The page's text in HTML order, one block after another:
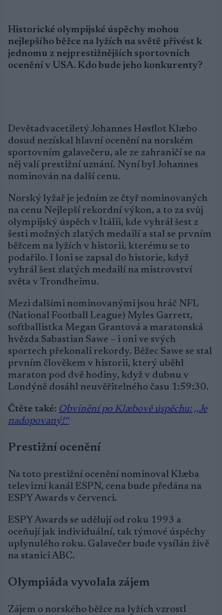
Historické olympijské úspěchy mohou
nejlepšího běžce na lyžích na světě přivést k
jednomu z nejprestižnějších sportovních
ocenění v USA. Kdo bude jeho konkurenty?
Devětadvacetiletý Johannes Høsflot Klæbo
dosud nezískal hlavní ocenění na norském
sportovním galavečeru, ale ze zahraničí se na
něj valí prestižní uznání. Nyní byl Johannes
nominován na další cenu.
Norský lyžař je jedním ze čtyř nominovaných
na cenu Nejlepší rekordní výkon, a to za svůj
olympijský úspěch v Itálii, kde vyhrál šest z
šesti možných zlatých medailí a stal se prvním
běžcem na lyžích v historii, kterému se to
podařilo. I loni se zapsal do historie, když
vyhrál šest zlatých medailí na mistrovství
světa v Trondheimu.
Mezi dalšími nominovanými jsou hráč NFL
(National Football League) Myles Garrett,
softballistka Megan Grantová a maratonská
hvězda Sabastian Sawe – i oni ve svých
sportech překonali rekordy. Běžec Sawe se stal
prvním člověkem v historii, který uběhl
maraton pod dvě hodiny, když v dubnu v
Londýně dosáhl neuvěřitelného času 1:59:30.
Čtěte také: Obvinění po Klæbově úspěchu: ,,Je
nadopovaný!“
Prestižní ocenění
Na toto prestižní ocenění nominoval Klæba
televizní kanál ESPN, cena bude předána na
ESPY Awards v červenci.
ESPY Awards se udělují od roku 1993 a
oceňují jak individuální, tak týmové úspěchy
uplynulého roku. Galavečer bude vysílán živě
na stanici ABC.
Olympiáda vyvolala zájem
Zájem o norského běžce na lyžích vzrostl